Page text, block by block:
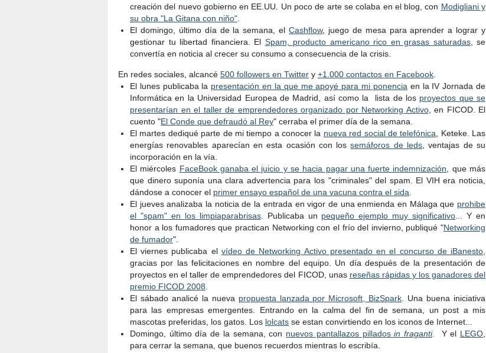
creación del nuevo gobierno en EE.UU. Un poco de arte se colaba en el blog, con Modigliani y
su obra "La Gitana con niño"
El domingo, último día de la semana, el Cashflow, juego de mesa para aprender a lograr y
gestionar tu libertad financiera. El Spam, producto americano rico en grasas saturadas, se
convertía en noticia al crecer su consumo a consecuencia de la crisis.
En redes sociales, alcancé 500 followers en Twitter y +1.000 contactos en Facebook
El lunes publicaba la presentación en la que me apoyé para mi ponencia en la IV Jornada de
Informática en la Universidad Europea de Madrid, así como la lista de los proyectos que se
presentarían en el taller de emprendedores organizado por Networking Activo, en FICOD. El
cuento "El Conde que defraudó al Rey" cerraba el primer día de la semana.
El martes dediqué parte de mi tiempo a conocer la nueva red social de telefónica , Keteke. Las
energías renovables aparecían en esta ocasión con lossemáforos de leds , ventajas de su
incorporación en la vía.
El miércoles FaceBook ganaba el juicio y se hacia pagar una fuerte indemnización , que más
que dinero suponía una clara advertencia para los "criminales" del spam. El VIH era noticia,
dándose a conocer el primer ensayo español de una vacuna contra el sida
El jueves analizaba la noticia de la entrada en vigor de una enmienda en Málaga que prohibe
el "spam" en los limpiaparabrisas. Publicaba un pequeño ejemplo muy significativo ... Y en
honor a los fumadores que practican Networking con el frío del invierno, publiqué "Networking
de fumador".
El viernes publicaba el vídeo de Networking Activo presentado en el concurso de iBanesto
gracias por las felicitaciones en nombre del equipo. Un día después de la presentación de
proyectos en el taller de emprendedores del FICOD, unas reseñas rápidas y los ganadores del
premio FICOD 2008
El sábado analicé la nueva propuesta lanzada por Microsoft, BizSpark . Una buena iniciativa
para las empresas emergentes. Entrando en la calma del fin de semana, un post a mis
mascotas preferidas, los gatos. Los lolcats se estan convirtiendo en los iconos de Internet...
Domingo, último día de la semana, con nuevos pantallazos pilladosin fraganti. Y el LEGO
para cerrar la semana, que buenos recuerdos mientras lo escribía.